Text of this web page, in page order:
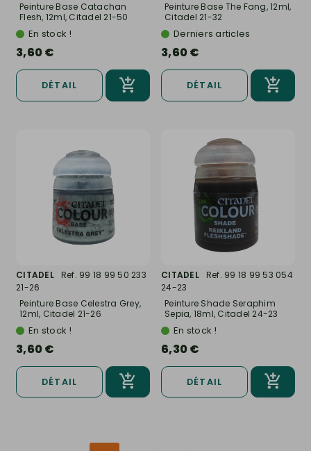
Peinture Base Catachan
Flesh, 12ml, Citadel 21-50
En stock !
3,60 €
DÉTAIL
Peinture Base The Fang, 12ml,
Citadel 21-32
Derniers articles
3,60 €
DÉTAIL
CITADEL
Ref. 99 18 99 50 233
21-26
Peinture Base Celestra Grey,
12ml, Citadel 21-26
En stock !
3,60 €
DÉTAIL
CITADEL
Ref. 99 18 99 53 054
24-23
Peinture Shade Seraphim
Sepia, 18ml, Citadel 24-23
En stock !
6,30 €
DÉTAIL